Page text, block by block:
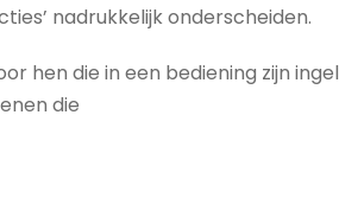
nadrukkelijk onderscheiden.
hen die in een bediening zijn
die